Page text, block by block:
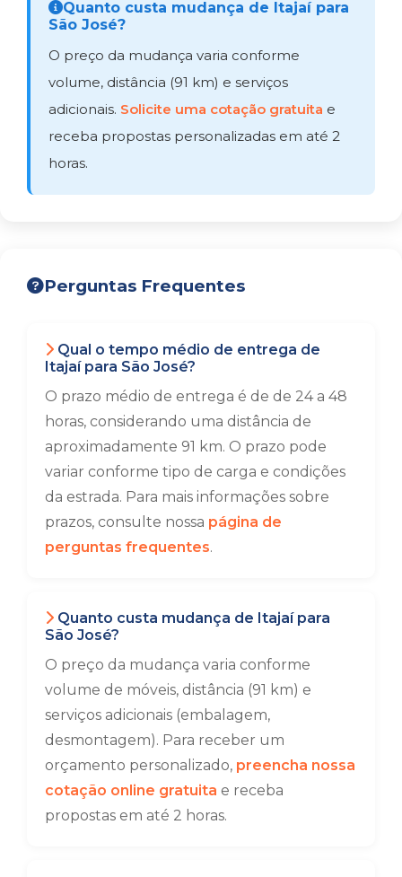
Quanto custa mudança de Itajaí para
São José?
O preço da mudança varia conforme
volume, distância (91 km) e serviços
adicionais. Solicite uma cotação gratuita e
receba propostas personalizadas em até 2
horas.
Perguntas Frequentes
Qual o tempo médio de entrega de
Itajaí para São José?
O prazo médio de entrega é de de 24 a 48
horas, considerando uma distância de
aproximadamente 91 km. O prazo pode
variar conforme tipo de carga e condições
da estrada. Para mais informações sobre
prazos, consulte nossa página de
perguntas frequentes.
Quanto custa mudança de Itajaí para
São José?
O preço da mudança varia conforme
volume de móveis, distância (91 km) e
serviços adicionais (embalagem,
desmontagem). Para receber um
orçamento personalizado, preencha nossa
cotação online gratuita e receba
propostas em até 2 horas.